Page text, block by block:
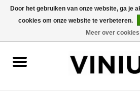
Door het gebruiken van onze website, ga je
cookies om onze website te verbeteren.
Meer over cookies